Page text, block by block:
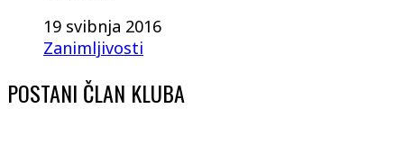
19 svibnja 2016
Zanimljivosti
POSTANI ČLAN KLUBA